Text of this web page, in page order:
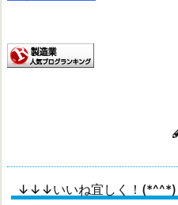
↓↓↓いいね宜しく！(*^^*)